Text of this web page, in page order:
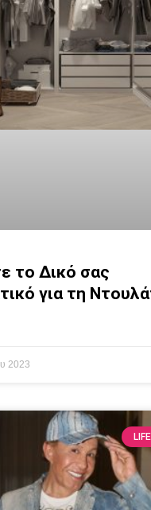
το Δικό σας
για τη
2023